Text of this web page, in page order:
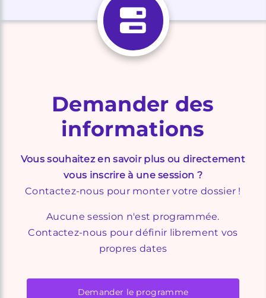
Demander des
informations
Vous souhaitez en savoir plus ou directement
vous inscrire à une session ?
Contactez-nous pour monter votre dossier !
Aucune session n'est programmée.
Contactez-nous pour définir librement vos
propres dates
Demander le programme